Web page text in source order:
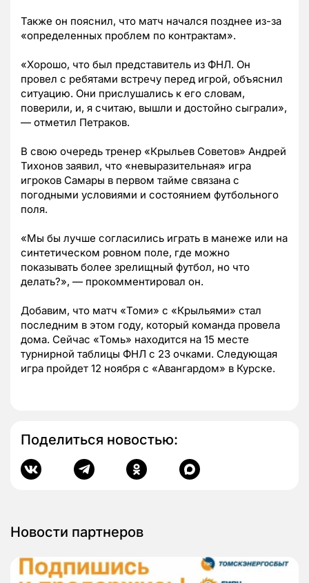
Также он пояснил, что матч начался позднее из-за
«определенных проблем по контрактам».
«Хорошо, что был представитель из ФНЛ. Он
провел с ребятами встречу перед игрой, объяснил
ситуацию. Они прислушались к его словам,
поверили, и, я считаю, вышли и достойно сыграли»,
— отметил Петраков.
В свою очередь тренер «Крыльев Советов» Андрей
Тихонов заявил, что «невыразительная» игра
игроков Самары в первом тайме связана с
погодными условиями и состоянием футбольного
поля.
«Мы бы лучше согласились играть в манеже или на
синтетическом ровном поле, где можно
показывать более зрелищный футбол, но что
делать?», — прокомментировал он.
Добавим, что матч «Томи» с «Крыльями» стал
последним в этом году, который команда провела
дома. Сейчас «Томь» находится на 15 месте
турнирной таблицы ФНЛ с 23 очками. Следующая
игра пройдет 12 ноября с «Авангардом» в Курске.
Поделиться новостью:
Новости партнеров